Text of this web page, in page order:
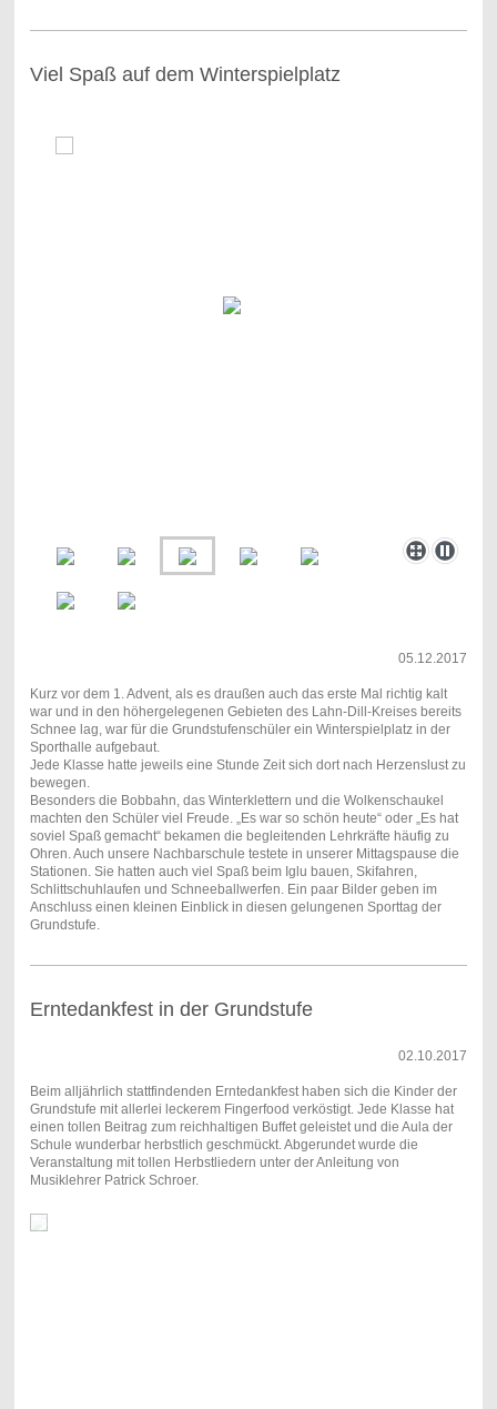
Viel Spaß auf dem Winterspielplatz
05.12.2017
Kurz vor dem 1. Advent, als es draußen auch das erste Mal richtig kalt
war und in den höhergelegenen Gebieten des Lahn-Dill-Kreises bereits
Schnee lag, war für die Grundstufenschüler ein Winterspielplatz in der
Sporthalle aufgebaut.
Jede Klasse hatte jeweils eine Stunde Zeit sich dort nach Herzenslust zu
bewegen.
Besonders die Bobbahn, das Winterklettern und die Wolkenschaukel
machten den Schüler viel Freude. „Es war so schön heute“ oder „Es hat
soviel Spaß gemacht“ bekamen die begleitenden Lehrkräfte häufig zu
Ohren. Auch unsere Nachbarschule testete in unserer Mittagspause die
Stationen. Sie hatten auch viel Spaß beim Iglu bauen, Skifahren,
Schlittschuhlaufen und Schneeballwerfen. Ein paar Bilder geben im
Anschluss einen kleinen Einblick in diesen gelungenen Sporttag der
Grundstufe.
Erntedankfest in der Grundstufe
02.10.2017
Beim alljährlich stattfindenden Erntedankfest haben sich die Kinder der
Grundstufe mit allerlei leckerem Fingerfood verköstigt. Jede Klasse hat
einen tollen Beitrag zum reichhaltigen Buffet geleistet und die Aula der
Schule wunderbar herbstlich geschmückt. Abgerundet wurde die
Veranstaltung mit tollen Herbstliedern unter der Anleitung von
Musiklehrer Patrick Schroer.